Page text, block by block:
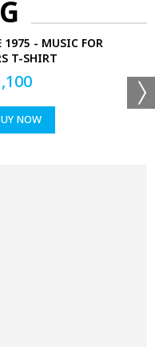
1975 - MUSIC FOR
T-SHIRT
NOW